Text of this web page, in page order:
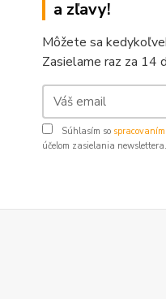
a zľavy!
Môžete sa
Zasielame raz za 14
Súhlasím so
účelom zasielania newslettera.